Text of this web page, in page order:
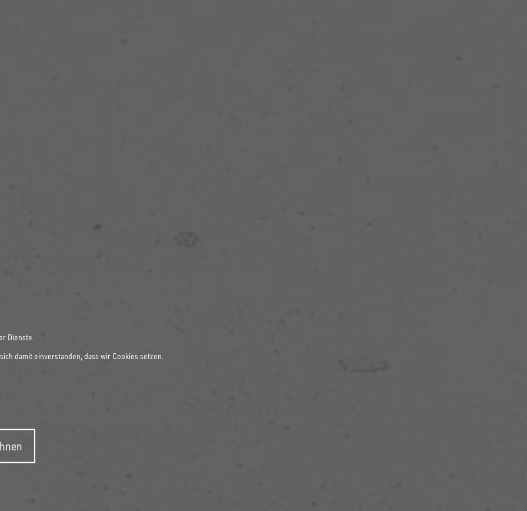
Dienste.
damit einverstanden, dass wir Cookies setzen.